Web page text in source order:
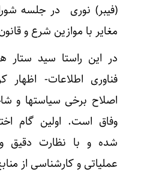
(فیبر) نوری در جلسه
مغایر با موازین شرع و
در این راستا سید ستار
فناوری اطلاعات- اظهار
اصلاح برخی سیاستها و
وفاق است. اولین گام
شده و با نظارت دقیق
عملیاتی و کارشناسی‌ از